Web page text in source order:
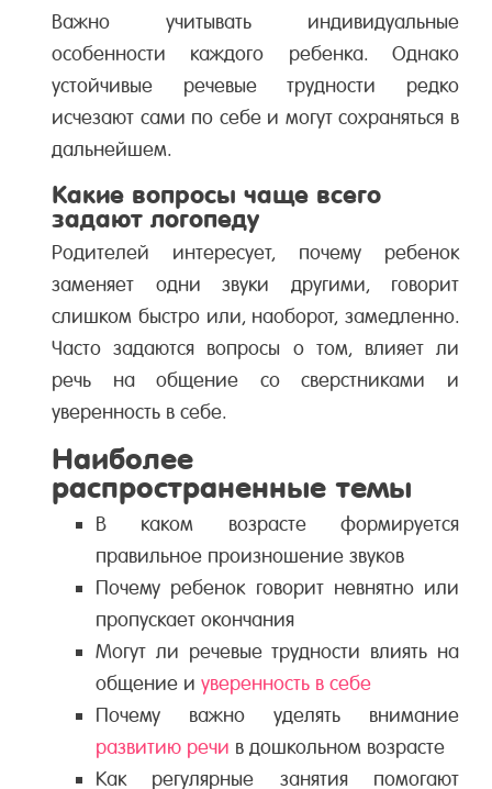
Важно учитывать индивидуальные
особенности каждого ребенка. Однако
устойчивые речевые трудности редко
исчезают сами по себе и могут сохраняться в
дальнейшем.
Какие вопросы чаще всего
задают логопеду
Родителей интересует, почему ребенок
заменяет одни звуки другими, говорит
слишком быстро или, наоборот, замедленно.
Часто задаются вопросы о том, влияет ли
речь на общение со сверстниками и
уверенность в себе.
Наиболее
распространенные темы
В каком возрасте формируется
правильное произношение звуков
Почему ребенок говорит невнятно или
пропускает окончания
Могут ли речевые трудности влиять на
общение и уверенность в себе
Почему важно уделять внимание
развитию речи в дошкольном возрасте
Как регулярные занятия помогают